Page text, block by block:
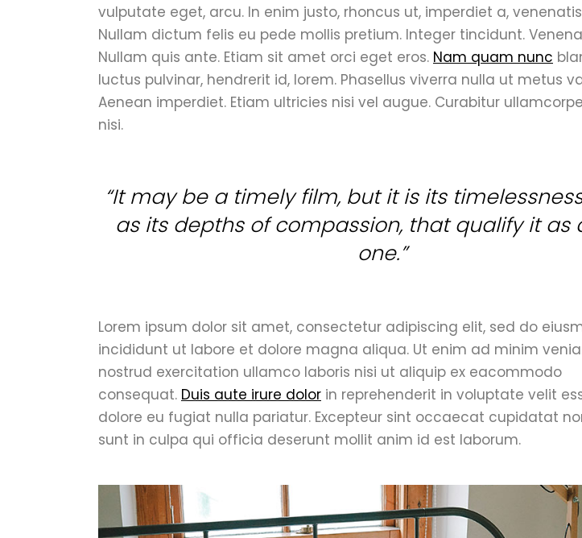
vulputate eget, arcu. In enim justo, rhoncus ut, imperdiet a,
Nullam dictum felis eu pede mollis pretium. Integer tincidunt.
Nullam quis ante. Etiam sit amet orci eget eros. Nam quam nunc
luctus pulvinar, hendrerit id, lorem. Phasellus viverra nulla ut metus
Aenean imperdiet. Etiam ultricies nisi vel augue. Curabitur
nisi.
“It may be a timely film, but it is its
as its depths of compassion, that qualify it as
one.”
Lorem ipsum dolor sit amet, consectetur adipiscing elit, sed do
incididunt ut labore et dolore magna aliqua. Ut enim ad minim
nostrud exercitation ullamco laboris nisi ut aliquip ex eacommodo
consequat. Duis aute irure dolor in reprehenderit in voluptate velit
dolore eu fugiat nulla pariatur. Excepteur sint occaecat cupidatat
sunt in culpa qui officia deserunt mollit anim id est laborum.